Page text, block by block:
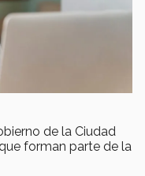
de la Ciudad
forman parte de la